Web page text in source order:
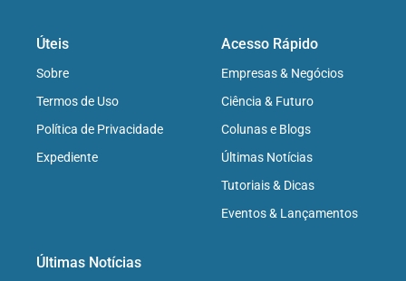
Úteis
Sobre
Termos de Uso
Política de Privacidade
Expediente
Acesso Rápido
Empresas & Negócios
Ciência & Futuro
Colunas e Blogs
Últimas Notícias
Tutoriais & Dicas
Eventos & Lançamentos
Últimas Notícias